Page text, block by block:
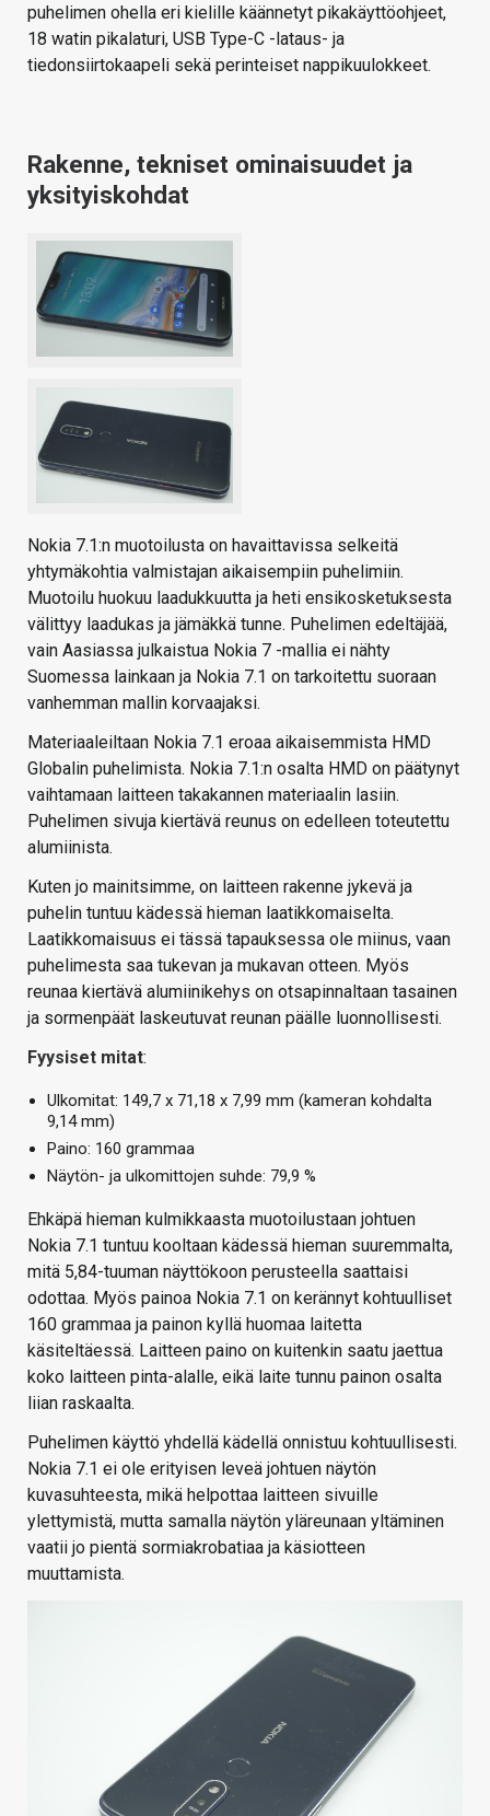
puhelimen ohella eri kielille käännetyt pikakäyttöohjeet,
18 watin pikalaturi, USB Type-C -lataus- ja
tiedonsiirtokaapeli sekä perinteiset nappikuulokkeet.
Rakenne, tekniset ominaisuudet ja
yksityiskohdat
Nokia 7.1:n muotoilusta on havaittavissa selkeitä
yhtymäkohtia valmistajan aikaisempiin puhelimiin.
Muotoilu huokuu laadukkuutta ja heti ensikosketuksesta
välittyy laadukas ja jämäkkä tunne. Puhelimen edeltäjää,
vain Aasiassa julkaistua Nokia 7 -mallia ei nähty
Suomessa lainkaan ja Nokia 7.1 on tarkoitettu suoraan
vanhemman mallin korvaajaksi.
Materiaaleiltaan Nokia 7.1 eroaa aikaisemmista HMD
Globalin puhelimista. Nokia 7.1:n osalta HMD on päätynyt
vaihtamaan laitteen takakannen materiaalin lasiin.
Puhelimen sivuja kiertävä reunus on edelleen toteutettu
alumiinista.
Kuten jo mainitsimme, on laitteen rakenne jykevä ja
puhelin tuntuu kädessä hieman laatikkomaiselta.
Laatikkomaisuus ei tässä tapauksessa ole miinus, vaan
puhelimesta saa tukevan ja mukavan otteen. Myös
reunaa kiertävä alumiinikehys on otsapinnaltaan tasainen
ja sormenpäät laskeutuvat reunan päälle luonnollisesti.
Fyysiset mitat:
Ulkomitat: 149,7 x 71,18 x 7,99 mm (kameran kohdalta
9,14 mm)
Paino: 160 grammaa
Näytön- ja ulkomittojen suhde: 79,9 %
Ehkäpä hieman kulmikkaasta muotoilustaan johtuen
Nokia 7.1 tuntuu kooltaan kädessä hieman suuremmalta,
mitä 5,84-tuuman näyttökoon perusteella saattaisi
odottaa. Myös painoa Nokia 7.1 on kerännyt kohtuulliset
160 grammaa ja painon kyllä huomaa laitetta
käsiteltäessä. Laitteen paino on kuitenkin saatu jaettua
koko laitteen pinta-alalle, eikä laite tunnu painon osalta
liian raskaalta.
Puhelimen käyttö yhdellä kädellä onnistuu kohtuullisesti.
Nokia 7.1 ei ole erityisen leveä johtuen näytön
kuvasuhteesta, mikä helpottaa laitteen sivuille
ylettymistä, mutta samalla näytön yläreunaan yltäminen
vaatii jo pientä sormiakrobatiaa ja käsiotteen
muuttamista.